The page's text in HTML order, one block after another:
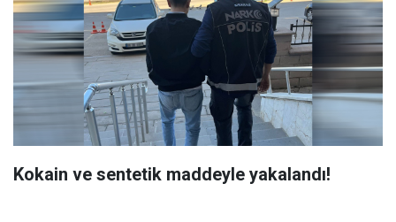
Kokain ve sentetik maddeyle yakalandı!